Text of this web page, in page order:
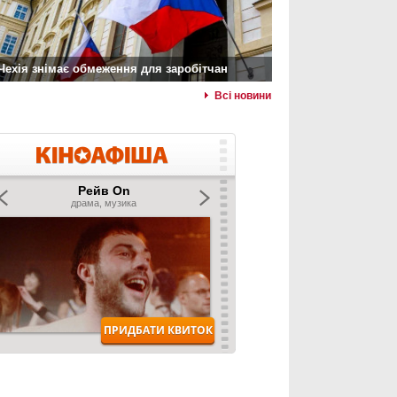
знімає обмеження для заробітчан
Всі новини